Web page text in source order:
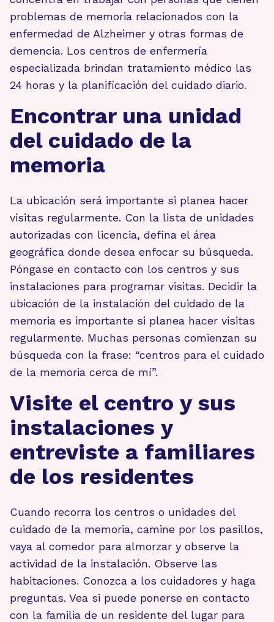
problemas de memoria relacionados con la
enfermedad de Alzheimer y otras formas de
demencia. Los centros de enfermería
especializada brindan tratamiento médico las
24 horas y la planificación del cuidado diario.
Encontrar una unidad
del cuidado de la
memoria
La ubicación será importante si planea hacer
visitas regularmente. Con la lista de unidades
autorizadas con licencia, defina el área
geográfica donde desea enfocar su búsqueda.
Póngase en contacto con los centros y sus
instalaciones para programar visitas. Decidir la
ubicación de la instalación del cuidado de la
memoria es importante si planea hacer visitas
regularmente. Muchas personas comienzan su
búsqueda con la frase: “centros para el cuidado
de la memoria cerca de mí”.
Visite el centro y sus
instalaciones y
entreviste a familiares
de los residentes
Cuando recorra los centros o unidades del
cuidado de la memoria, camine por los pasillos,
vaya al comedor para almorzar y observe la
actividad de la instalación. Observe las
habitaciones. Conozca a los cuidadores y haga
preguntas. Vea si puede ponerse en contacto
con la familia de un residente del lugar para